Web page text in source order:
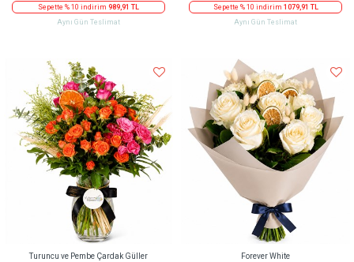
Sepette % 10 indirim 989,91 TL
Aynı Gün Teslimat
Sepette % 10 indirim 1079,91 TL
Aynı Gün Teslimat
Turuncu ve Pembe Çardak Güller Forever White